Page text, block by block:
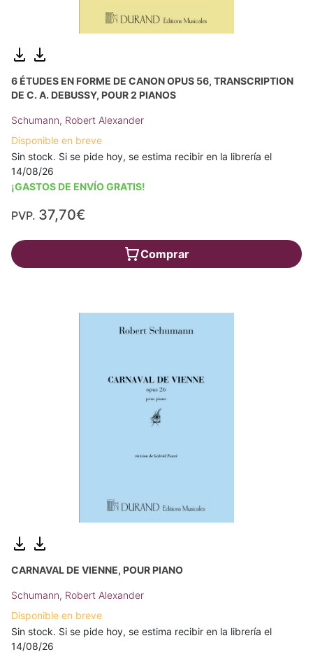
6 ÉTUDES EN FORME DE CANON OPUS 56, TRANSCRIPTION
DE C. A. DEBUSSY, POUR 2 PIANOS
Schumann, Robert Alexander
Disponible en breve
Sin stock. Si se pide hoy, se estima recibir en la librería el
14/08/26
¡GASTOS DE ENVÍO GRATIS!
PVP. 37,70€
Comprar
CARNAVAL DE VIENNE, POUR PIANO
Schumann, Robert Alexander
Disponible en breve
Sin stock. Si se pide hoy, se estima recibir en la librería el
14/08/26